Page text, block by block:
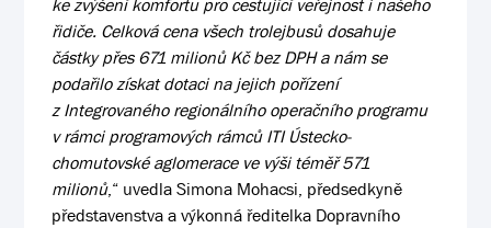
ke zvýšení komfortu pro cestující veřejnost i našeho
řidiče. Celková cena všech trolejbusů dosahuje
částky přes 671 milionů Kč bez DPH a nám se
podařilo získat dotaci na jejich pořízení
z Integrovaného regionálního operačního programu
v rámci programových rámců ITI Ústecko-
chomutovské aglomerace ve výši téměř 571
milionů,“ uvedla Simona Mohacsi, předsedkyně
představenstva a výkonná ředitelka Dopravního